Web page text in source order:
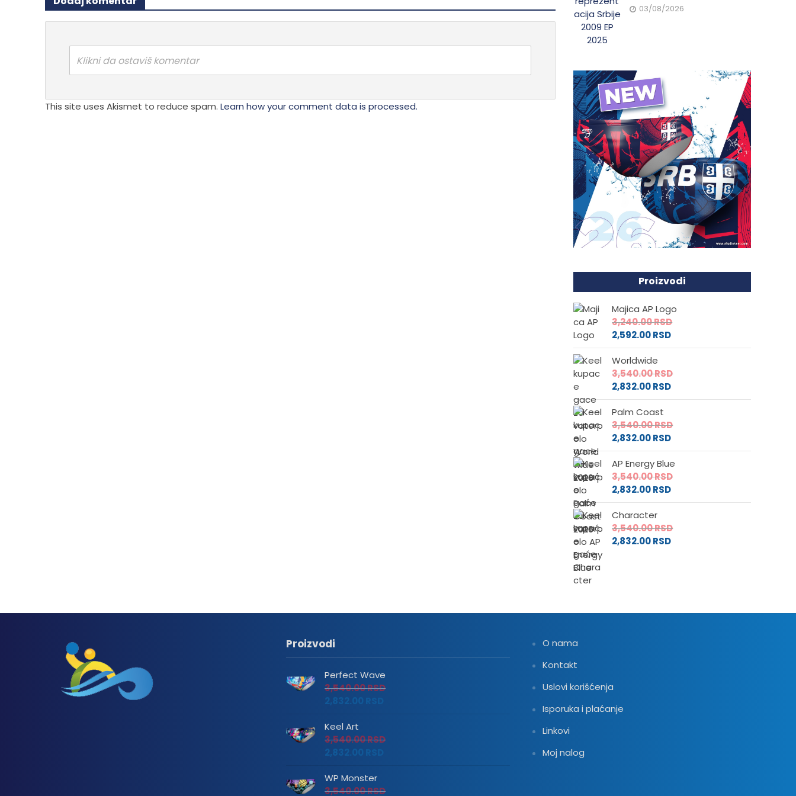
Klikni da ostaviš komentar
This site uses Akismet to reduce spam. Learn how your comment data is processed.
03/08/2026
Proizvodi
Majica AP Logo
3,240.00RSD
2,592.00RSD
Worldwide
3,540.00RSD
2,832.00RSD
Palm Coast
3,540.00RSD
2,832.00RSD
AP Energy Blue
3,540.00RSD
2,832.00RSD
Character
3,540.00RSD
2,832.00RSD
Proizvodi
Perfect Wave
3,540.00RSD
2,832.00
Keel Art
3,540.00RSD
2,832.00
WP Monster
3,540.00RSD
O nama
Kontakt
Uslovi korišćenja
Isporuka i plaćanje
Linkovi
Moj nalog